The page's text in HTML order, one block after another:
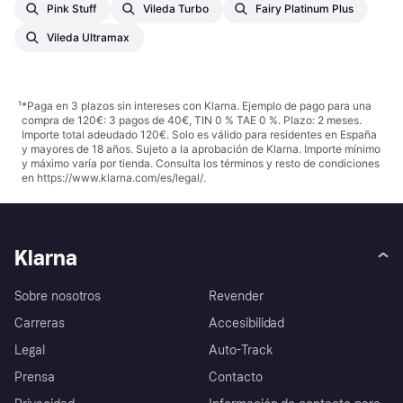
Pink Stuff Vileda Turbo Fairy Platinum Plus
Vileda Ultramax
¹*Paga en 3 plazos sin intereses con Klarna. Ejemplo de pago para una
compra de 120€: 3 pagos de 40€, TIN 0 % TAE 0 %. Plazo: 2 meses.
Importe total adeudado 120€. Solo es válido para residentes en España
y mayores de 18 años. Sujeto a la aprobación de Klarna. Importe mínimo
y máximo varía por tienda. Consulta los términos y resto de condiciones
en https://www.klarna.com/es/legal/.
Klarna
Sobre nosotros
Carreras
Legal
Prensa
Revender
Accesibilidad
Auto-Track
Contacto